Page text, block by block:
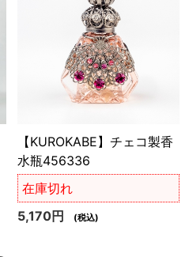
【KUROKABE】チェコ製香
水瓶456336
在庫切れ
5,170円
(税込)